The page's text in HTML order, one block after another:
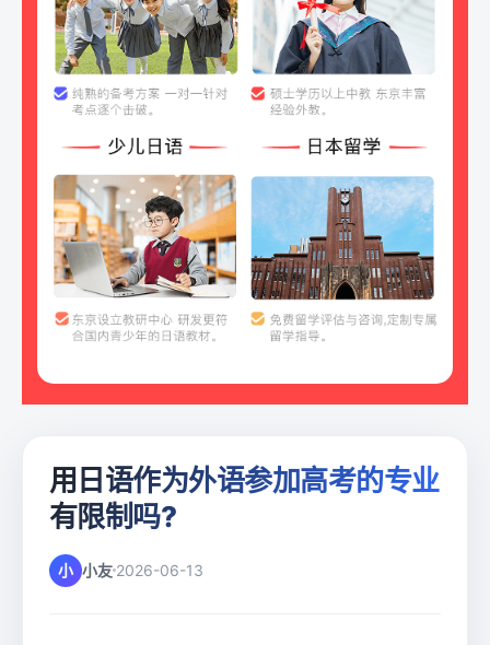
用日语作为外语参加高考的专业
有限制吗?
小 小友 2026-06-13